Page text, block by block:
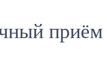
приём